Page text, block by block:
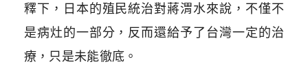
釋下，日本的殖民統治對蔣渭水來說，不僅不
是病灶的一部分，反而還給予了台灣一定的治
療，只是未能徹底。